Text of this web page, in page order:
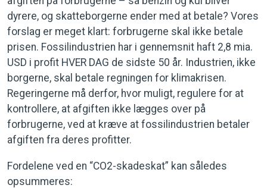
dyrere, og skatteborgerne ender med at betale? Vores
forslag er meget klart: forbrugerne skal ikke betale
prisen. Fossilindustrien har i gennemsnit haft 2,8 mia.
USD i profit HVER DAG de sidste 50 år. Industrien, ikke
borgerne, skal betale regningen for klimakrisen.
Regeringerne må derfor, hvor muligt, regulere for at
kontrollere, at afgiften ikke lægges over på
forbrugerne, ved at kræve at fossilindustrien betaler
afgiften fra deres profitter.
Fordelene ved en “CO2-skadeskat” kan således
opsummeres: